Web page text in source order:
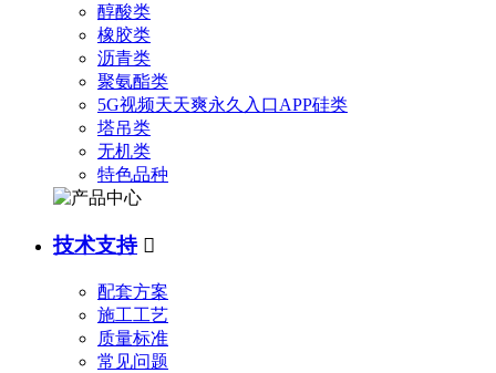
醇酸类
橡胶类
沥青类
聚氨酯类
5G视频天天爽永久入口APP硅类
塔吊类
无机类
特色品种
技术支持 
配套方案
施工工艺
质量标准
常见问题